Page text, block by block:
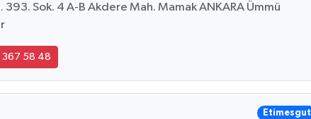
Sok. 4 A-B Akdere Mah. Mamak ANKARA Ümmü
367 58 48
Etimesgut